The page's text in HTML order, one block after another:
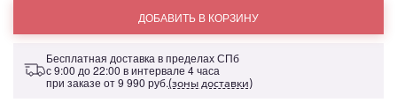
ДОБАВИТЬ В КОРЗИНУ
Бесплатная доставка в пределах СПб
с 9:00 до 22:00 в интервале 4 часа
при заказе от9 990 руб.(зоны доставки)